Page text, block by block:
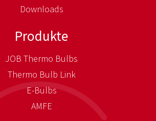
Downloads
Produkte
JOB Thermo Bulbs
Thermo Bulb Link
E-Bulbs
AMFE